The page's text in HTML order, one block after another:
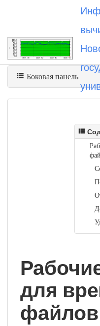
Вы посетили ws
Боковая панель
для
файлов